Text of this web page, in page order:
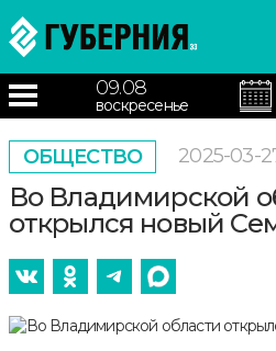
09.08
воскресенье
ОБЩЕСТВО 2025-03-
Во Владимирской
открылся новый